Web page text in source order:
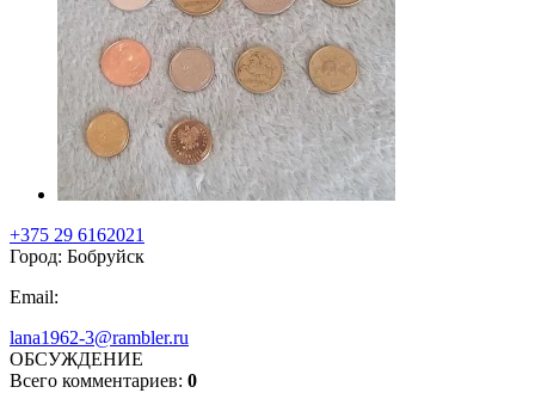
+375 29 6162021
Город: Бобруйск
Email:
lana1962-3@rambler.ru
ОБСУЖДЕНИЕ
Всего комментариев: 0